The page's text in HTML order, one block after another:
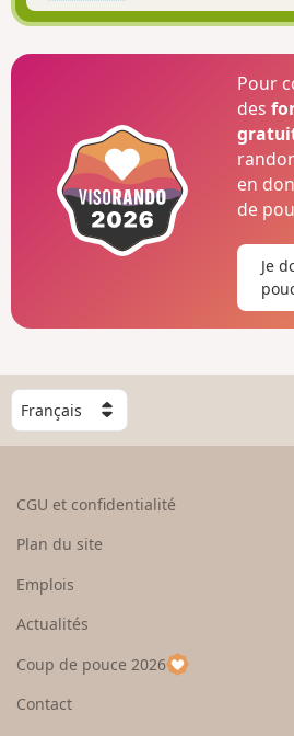
Pour
des
en
de
Je
C
h
o
e
u
p
a
CGU et confidentialité
Plan du site
Emplois
Actualités
Coup de pouce 2026
Contact